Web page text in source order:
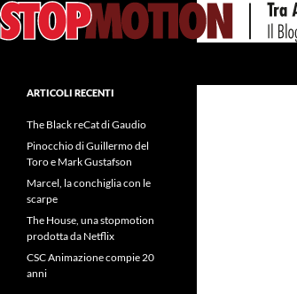
Vai
al
ARTICOLI RECENTI
The Black reCat di Gaudio
Pinocchio di Guillermo del
Toro e Mark Gustafson
Marcel, la conchiglia con le
scarpe
The House, una stopmotion
prodotta da Netflix
CSC Animazione compie 20
anni